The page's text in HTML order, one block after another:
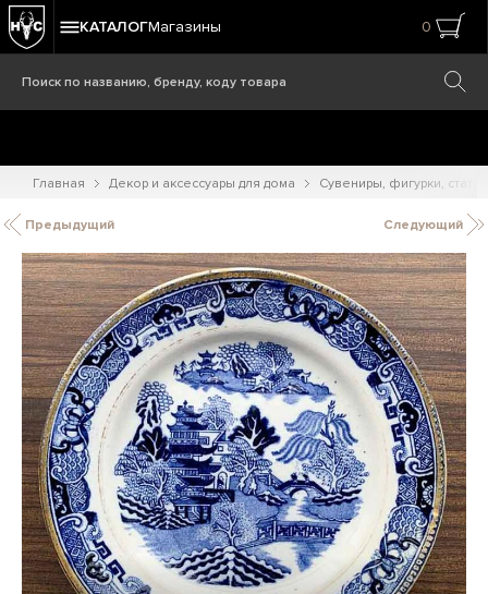
КАТАЛОГМагазины 0
Главная Декор и аксессуары для дома Сувениры, фигурки,
Предыдущий Следующий